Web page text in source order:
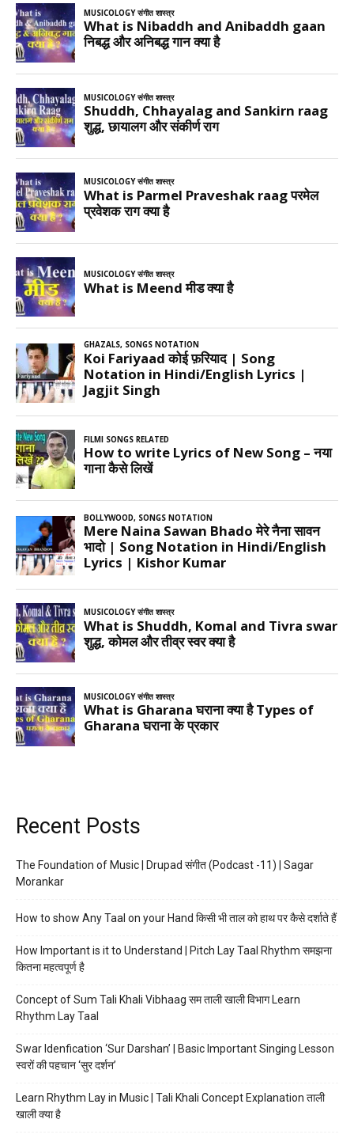
Recent Posts
The Foundation of Music | Drupad संगीत (Podcast -11) | Sagar
Morankar
How to show Any Taal on your Hand किसी भी ताल को हाथ पर कैसे दर्शाते हैं
How Important is it to Understand | Pitch Lay Taal Rhythm समझना
कितना महत्वपूर्ण है
Concept of Sum Tali Khali Vibhaag सम ताली खाली विभाग Learn
Rhythm Lay Taal
Swar Idenfication ‘Sur Darshan’ | Basic Important Singing Lesson
स्वरों की पहचान ‘सुर दर्शन’
Learn Rhythm Lay in Music | Tali Khali Concept Explanation ताली
खाली क्या है